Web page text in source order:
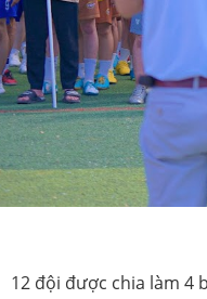
12 đội được chia làm 4